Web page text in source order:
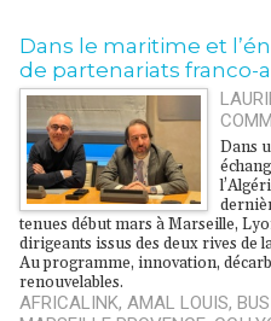
Dans le maritime et
de partenariats franco-
Dans
tenues début mars à Marseille,
dirigeants issus des deux rives de
Au programme, innovation,
renouvelables.
AFRICALINK, AMAL LOUIS,